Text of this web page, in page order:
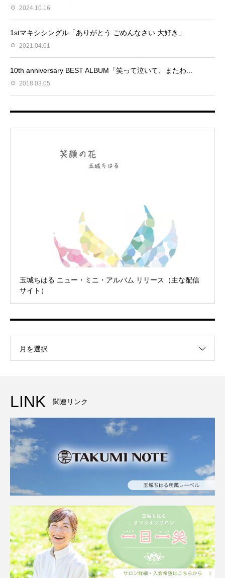
2024.10.16
1stマキシシングル「ありがとう ごめんなさい 大好き」
2021.04.01
10th anniversary BEST ALBUM「笑って泣いて、またわ...
2018.03.05
玉城ちはる ニュー・ミニ・アルバム リリース（主な配信
サイト）
月を選択
LINK 関連リンク